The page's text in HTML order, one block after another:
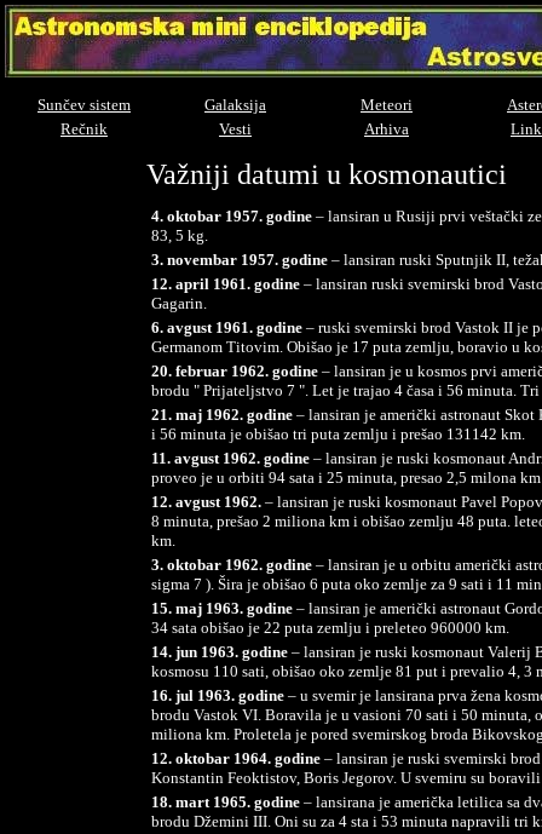
Sunčev sistem Galaksija Meteori
Rečnik
Vesti Arhiva
Važniji datumi u kosmonautici
4. oktobar 1957. godine – lansiran u Rusiji prvi veštački
83, 5 kg.
3. novembar 1957. godine – lansiran ruski Sputnjik II,
12. april 1961. godine – lansiran ruski svemirski brod
Gagarin.
6. avgust 1961. godine – ruski svemirski brod Vastok II je
Germanom Titovim. Obišao je 17 puta zemlju, boravio u
20. februar 1962. godine – lansiran je u kosmos prvi
brodu " Prijateljstvo 7 ". Let je trajao 4 časa i 56 minuta.
21. maj 1962. godine – lansiran je američki astronaut Skot
i 56 minuta je obišao tri puta zemlju i prešao 131142 km.
11. avgust 1962. godine – lansiran je ruski kosmonaut
proveo je u orbiti 94 sata i 25 minuta, presao 2,5 milona
12. avgust 1962. – lansiran je ruski kosmonaut Pavel
8 minuta, prešao 2 miliona km i obišao zemlju 48 puta.
km.
3. oktobar 1962. godine – lansiran je u orbitu američki
sigma 7 ). Šira je obišao 6 puta oko zemlje za 9 sati i 11
15. maj 1963. godine – lansiran je američki astronaut
34 sata obišao je 22 puta zemlju i preleteo 960000 km.
14. jun 1963. godine – lansiran je ruski kosmonaut Valerij
kosmosu 110 sati, obišao oko zemlje 81 put i prevalio 4, 3
16. jul 1963. godine – u svemir je lansirana prva žena
brodu Vastok VI. Boravila je u vasioni 70 sati i 50
miliona km. Proletela je pored svemirskog broda
12. oktobar 1964. godine – lansiran je ruski svemirski
Konstantin Feoktistov, Boris Jegorov. U svemiru su
18. mart 1965. godine – lansirana je američka letilica sa
brodu Džemini III. Oni su za 4 sta i 53 minuta napravili tri